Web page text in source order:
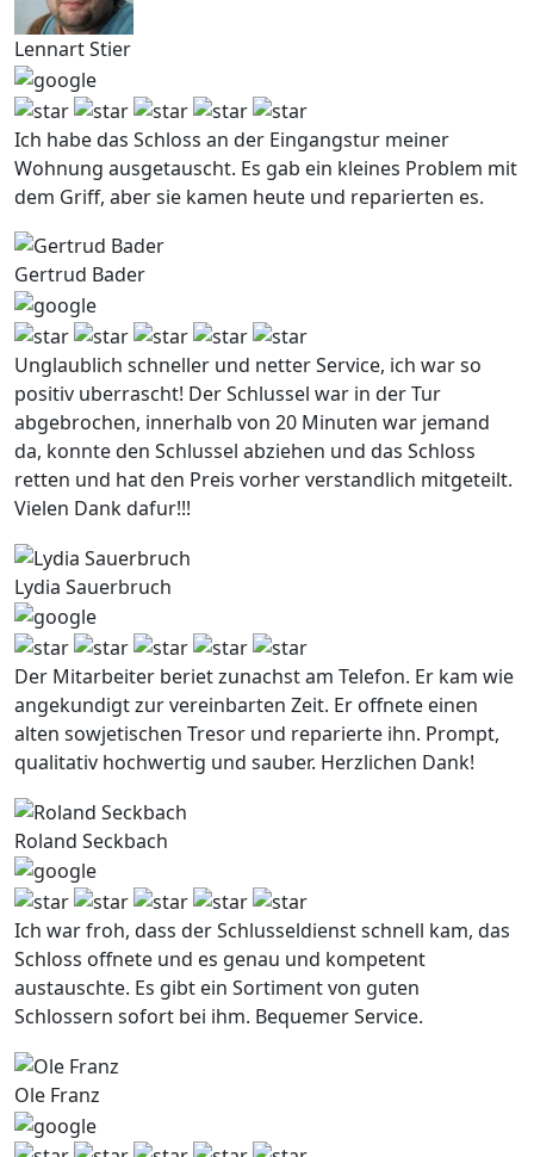
Lennart Stier
Ich habe das Schloss an der Eingangstur meiner
Wohnung ausgetauscht. Es gab ein kleines Problem mit
dem Griff, aber sie kamen heute und reparierten es.
Gertrud Bader
Unglaublich schneller und netter Service, ich war so
positiv uberrascht! Der Schlussel war in der Tur
abgebrochen, innerhalb von 20 Minuten war jemand
da, konnte den Schlussel abziehen und das Schloss
retten und hat den Preis vorher verstandlich mitgeteilt.
Vielen Dank dafur!!!
Lydia Sauerbruch
Der Mitarbeiter beriet zunachst am Telefon. Er kam wie
angekundigt zur vereinbarten Zeit. Er offnete einen
alten sowjetischen Tresor und reparierte ihn. Prompt,
qualitativ hochwertig und sauber. Herzlichen Dank!
Roland Seckbach
Ich war froh, dass der Schlusseldienst schnell kam, das
Schloss offnete und es genau und kompetent
austauschte. Es gibt ein Sortiment von guten
Schlossern sofort bei ihm. Bequemer Service.
Ole Franz